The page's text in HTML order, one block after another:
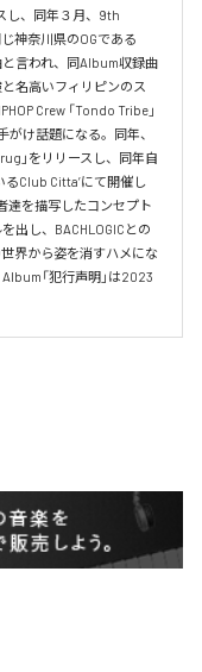
し、同年３月、9th
神奈川県のOGである
と言われ、同Album収録曲
と名高いフィリピンのス
Crew 「Tondo Tribe」
がけ話題になる。同年、
」をリリースし、同年自
るClub Citta’にて開催し
達を描写したコンセプト
出し、BACHLOGICとの
界から姿を消すハメにな
「犯行声明」は2023